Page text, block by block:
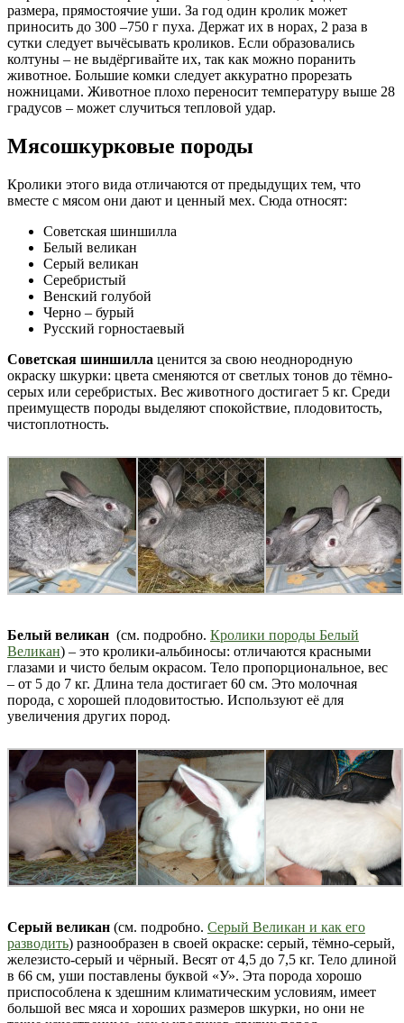
размера, прямостоячие уши. За год один кролик может
приносить до 300 –750 г пуха. Держат их в норах, 2 раза в
сутки следует вычёсывать кроликов. Если образовались
колтуны – не выдёргивайте их, так как можно поранить
животное. Большие комки следует аккуратно прорезать
ножницами. Животное плохо переносит температуру выше 28
градусов – может случиться тепловой удар.
Мясошкурковые породы
Кролики этого вида отличаются от предыдущих тем, что
вместе с мясом они дают и ценный мех. Сюда относят:
Советская шиншилла
Белый великан
Серый великан
Серебристый
Венский голубой
Черно – бурый
Русский горностаевый
Советская шиншилла ценится за свою неоднородную
окраску шкурки: цвета сменяются от светлых тонов до тёмно-
серых или серебристых. Вес животного достигает 5 кг. Среди
преимуществ породы выделяют спокойствие, плодовитость,
чистоплотность.
Белый великан (см. подробно. Кролики породы Белый
Великан) – это кролики-альбиносы: отличаются красными
глазами и чисто белым окрасом. Тело пропорциональное, вес
– от 5 до 7 кг. Длина тела достигает 60 см. Это молочная
порода, с хорошей плодовитостью. Используют её для
увеличения других пород.
Серый великан (см. подробно. Серый Великан и как его
разводить) разнообразен в своей окраске: серый, тёмно-серый,
железисто-серый и чёрный. Весят от 4,5 до 7,5 кг. Тело длиной
в 66 см, уши поставлены буквой «У». Эта порода хорошо
приспособлена к здешним климатическим условиям, имеет
большой вес мяса и хороших размеров шкурки, но они не